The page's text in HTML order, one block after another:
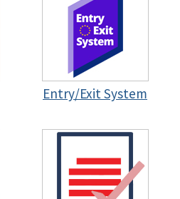
Entry/Exit System